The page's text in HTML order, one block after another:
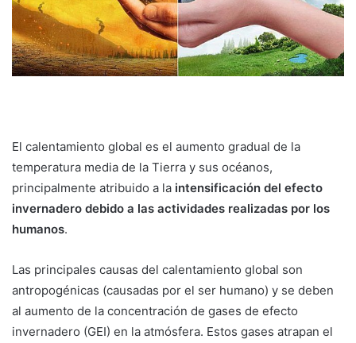
El calentamiento global es el aumento gradual de la
temperatura media de la Tierra y sus océanos,
principalmente atribuido a la intensificación del efecto
invernadero debido a las actividades realizadas por los
humanos.
Las principales causas del calentamiento global son
antropogénicas (causadas por el ser humano) y se deben
al aumento de la concentración de gases de efecto
invernadero (GEI) en la atmósfera. Estos gases atrapan el